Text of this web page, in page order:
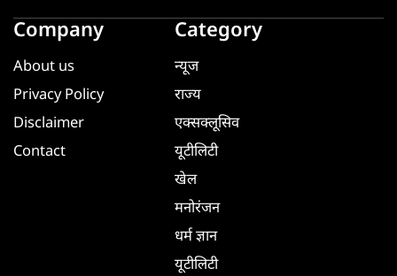
Company
About us
Privacy Policy
Disclaimer
Contact
Category
न्यूज
राज्य
एक्सक्लूसिव
यूटीलिटी
खेल
मनोरंजन
धर्म ज्ञान
यूटीलिटी